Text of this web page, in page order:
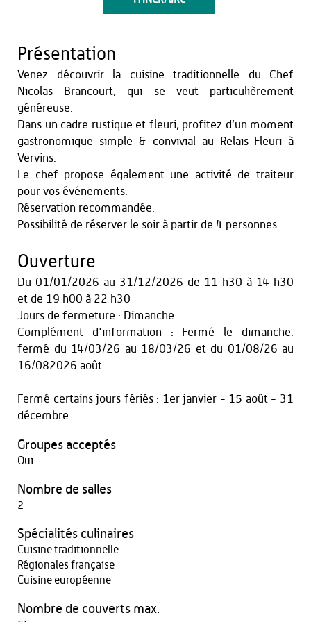
Présentation
Venez découvrir la cuisine traditionnelle du Chef
Nicolas Brancourt, qui se veut particulièrement
généreuse.
Dans un cadre rustique et fleuri, profitez d’un moment
gastronomique simple & convivial au Relais Fleuri à
Vervins.
Le chef propose également une activité de traiteur
pour vos événements.
Réservation recommandée.
Possibilité de réserver le soir à partir de 4 personnes.
Ouverture
Du 01/01/2026 au 31/12/2026 de 11 h30 à 14 h30
et de 19 h00 à 22 h30
Jours de fermeture : Dimanche
Complément d'information : Fermé le dimanche.
fermé du 14/03/26 au 18/03/26 et du 01/08/26 au
16/082026 août.
Fermé certains jours fériés : 1er janvier - 15 août - 31
décembre
Groupes acceptés
Oui
Nombre de salles
2
Spécialités culinaires
Cuisine traditionnelle
Régionales française
Cuisine européenne
Nombre de couverts max.